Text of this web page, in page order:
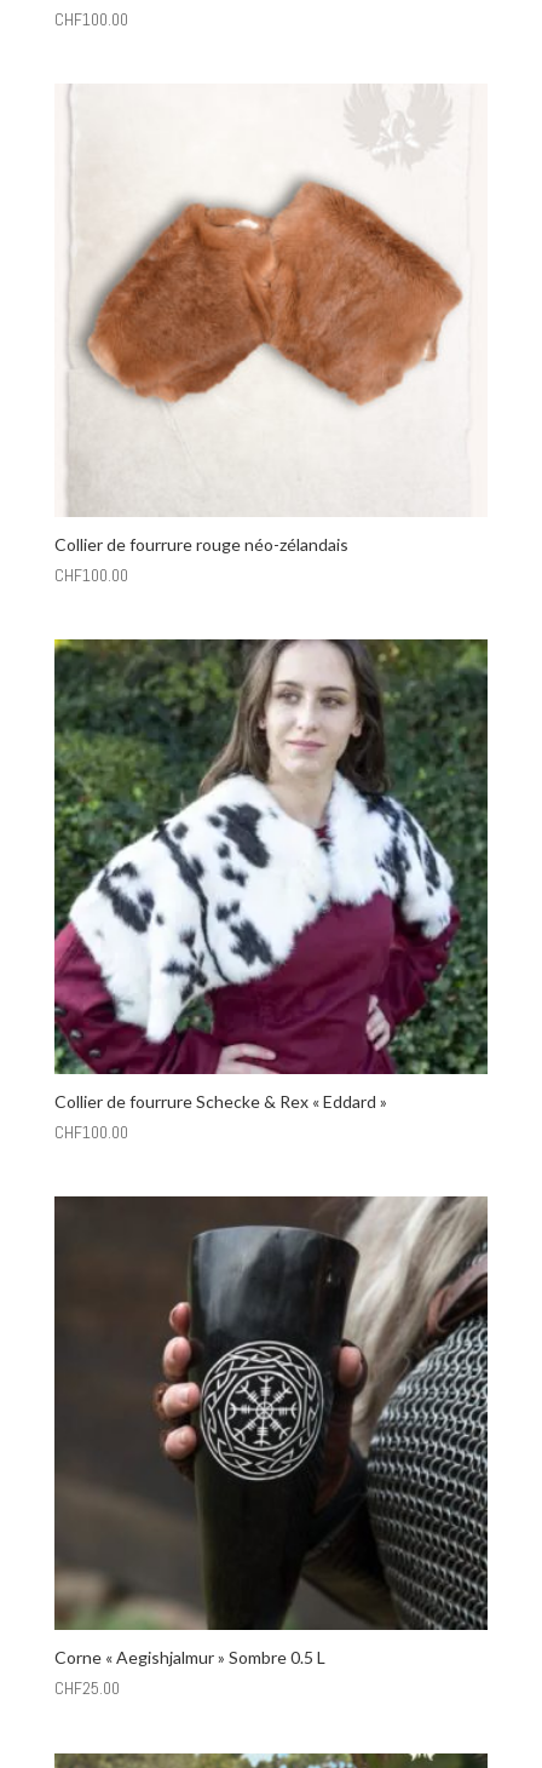
CHF100.00
Collier de fourrure rouge néo-zélandais
CHF100.00
Collier de fourrure Schecke & Rex « Eddard »
CHF100.00
Corne « Aegishjalmur » Sombre 0.5 L
CHF25.00